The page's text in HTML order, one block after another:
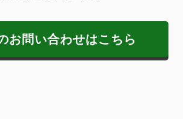
お問い合わせはこちら